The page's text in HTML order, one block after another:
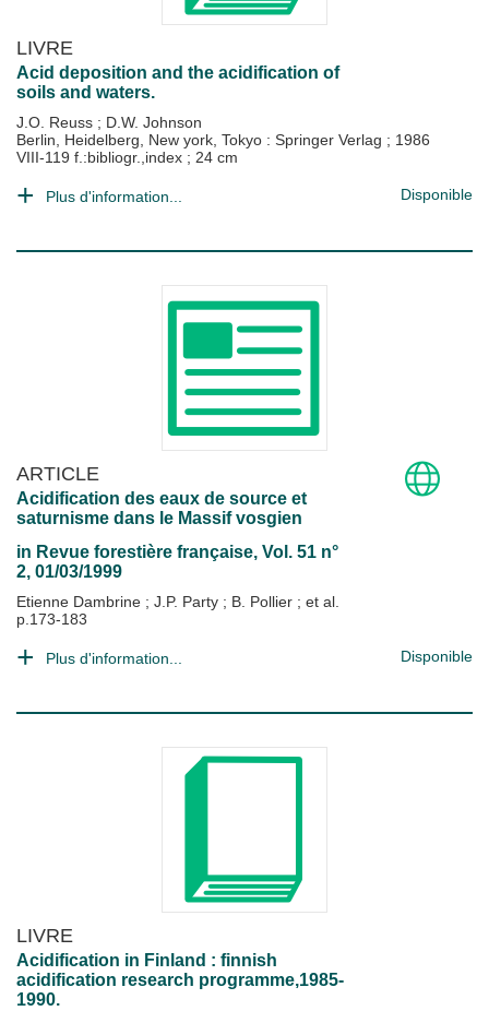
LIVRE
Acid deposition and the acidification of
soils and waters.
J.O. Reuss ; D.W. Johnson
Berlin, Heidelberg, New york, Tokyo : Springer Verlag ; 1986
VIII-119 f.:bibliogr.,index ; 24 cm
Plus d'information... Disponible
ARTICLE
Acidification des eaux de source et
saturnisme dans le Massif vosgien
in Revue forestière française, Vol. 51 n°
2, 01/03/1999
Etienne Dambrine ; J.P. Party ; B. Pollier ; et al.
p.173-183
Plus d'information... Disponible
LIVRE
Acidification in Finland : finnish
acidification research programme,1985-
1990.